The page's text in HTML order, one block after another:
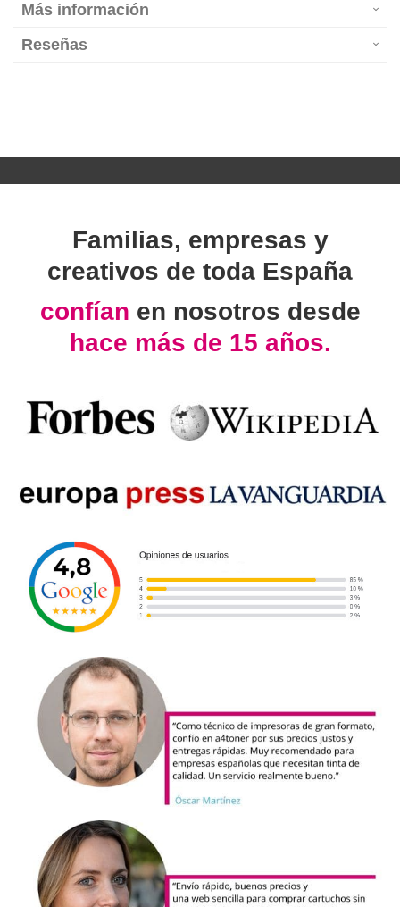
Más información
Reseñas
Familias, empresas y
creativos de toda España
confían en nosotros desde
hace más de 15 años.